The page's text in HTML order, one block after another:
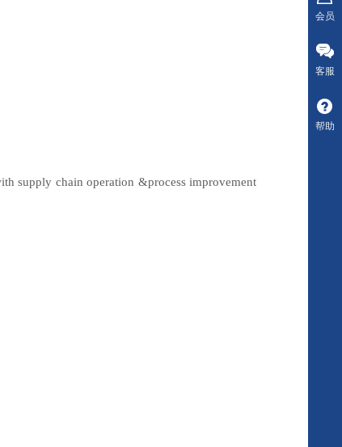
supply chain operation &process improvement
会员
客服
帮助